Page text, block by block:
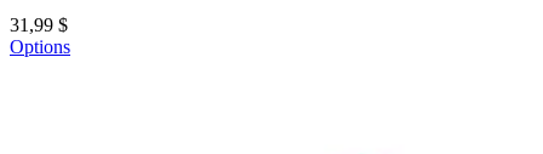
31,99 $
Options